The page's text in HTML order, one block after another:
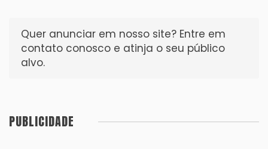
Quer anunciar em nosso site? Entre em
contato conosco e atinja o seu público
alvo.
PUBLICIDADE